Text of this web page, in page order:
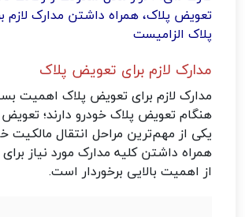
تعویض پلاک، همراه داشتن مدارک لازم
پلاک الزامیست
مدارک لازم برای تعویض پلاک
مدارک لازم برای تعویض پلاک اهمیت
هنگام تعویض پلاک خودرو دارند؛
یکی از مهم‌ترین مراحل انتقال مالکیت
همراه داشتن کلیه مدارک مورد نیاز
از اهمیت بالایی برخوردار است.